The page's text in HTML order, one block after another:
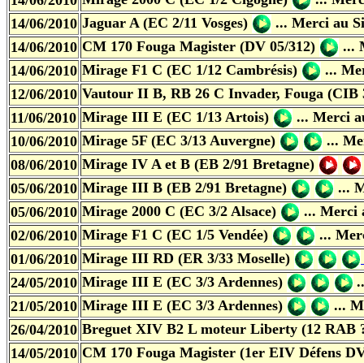
14/06/2010 Jaguar A (EC 2/11 Vosges)
... Merci au
14/06/2010 CM 170 Fouga Magister (DV 05/312)
...
14/06/2010 Mirage F1 C (EC 1/12 Cambrésis)
...
12/06/2010 Vautour II B, RB 26 C Invader, Fouga (CIB
11/06/2010 Mirage III E (EC 1/13 Artois)
... Merci
10/06/2010 Mirage 5F (EC 3/13 Auvergne)
...
08/06/2010 Mirage IV A et B (EB 2/91 Bretagne)
05/06/2010 Mirage III B (EB 2/91 Bretagne)
...
05/06/2010 Mirage 2000 C (EC 3/2 Alsace)
... Merci
02/06/2010 Mirage F1 C (EC 1/5 Vendée)
...
01/06/2010 Mirage III RD (ER 3/33 Moselle)
24/05/2010 Mirage III E (EC 3/3 Ardennes)
21/05/2010 Mirage III E (EC 3/3 Ardennes)
...
26/04/2010 Breguet XIV B2 L moteur Liberty (12 RAB
14/05/2010 CM 170 Fouga Magister (1er EIV Défens